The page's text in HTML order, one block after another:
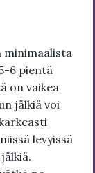
minimaalista
6 pientä
on vaikea
jälkiä voi
levyissä